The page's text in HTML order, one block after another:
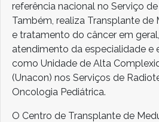
referência nacional no Serviço
Também, realiza Transplante de
e tratamento do câncer em
atendimento da especialidade e
como Unidade de Alta
(Unacon) nos Serviços de
Oncologia Pediátrica.
O Centro de Transplante de